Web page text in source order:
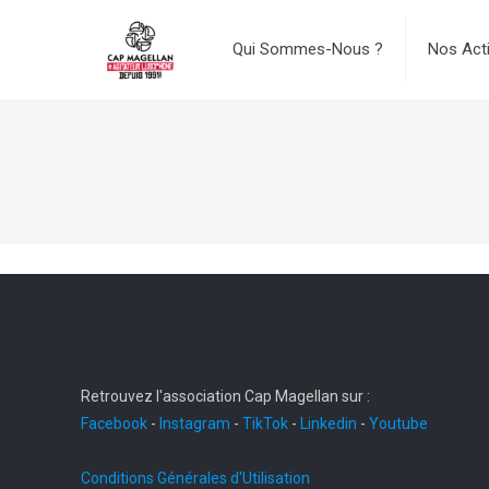
Qui Sommes-Nous ? Nos
Retrouvez l'association Cap Magellan sur :
Facebook - Instagram - TikTok - Linkedin - Youtube
Conditions Générales d'Utilisation